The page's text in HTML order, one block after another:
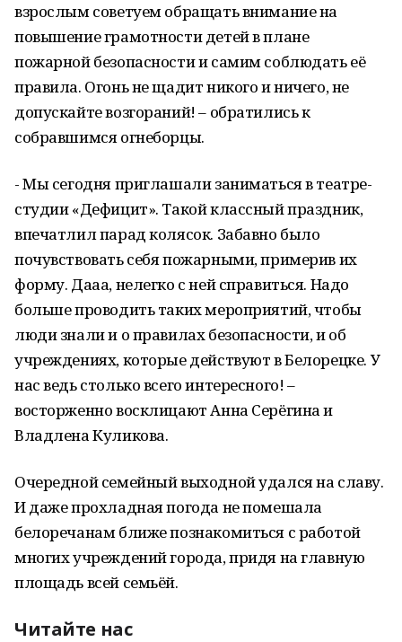
взрослым советуем обращать внимание на
повышение грамотности детей в плане
пожарной безопасности и самим соблюдать её
правила. Огонь не щадит никого и ничего, не
допускайте возгораний! – обратились к
собравшимся огнеборцы.
- Мы сегодня приглашали заниматься в театре-
студии «Дефицит». Такой классный праздник,
впечатлил парад колясок. Забавно было
почувствовать себя пожарными, примерив их
форму. Дааа, нелегко с ней справиться. Надо
больше проводить таких мероприятий, чтобы
люди знали и о правилах безопасности, и об
учреждениях, которые действуют в Белорецке. У
нас ведь столько всего интересного! –
восторженно восклицают Анна Серёгина и
Владлена Куликова.
Очередной семейный выходной удался на славу.
И даже прохладная погода не помешала
белоречанам ближе познакомиться с работой
многих учреждений города, придя на главную
площадь всей семьёй.
Читайте нас